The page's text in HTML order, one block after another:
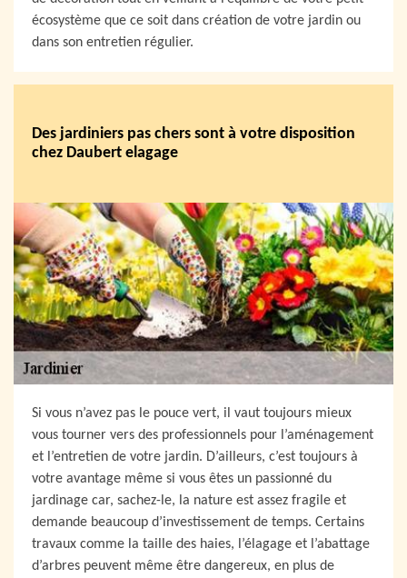
écosystème que ce soit dans création de votre jardin ou
dans son entretien régulier.
Des jardiniers pas chers sont à votre disposition
chez Daubert elagage
Si vous n’avez pas le pouce vert, il vaut toujours mieux
vous tourner vers des professionnels pour l’aménagement
et l’entretien de votre jardin. D’ailleurs, c’est toujours à
votre avantage même si vous êtes un passionné du
jardinage car, sachez-le, la nature est assez fragile et
demande beaucoup d’investissement de temps. Certains
travaux comme la taille des haies, l’élagage et l’abattage
d’arbres peuvent même être dangereux, en plus de